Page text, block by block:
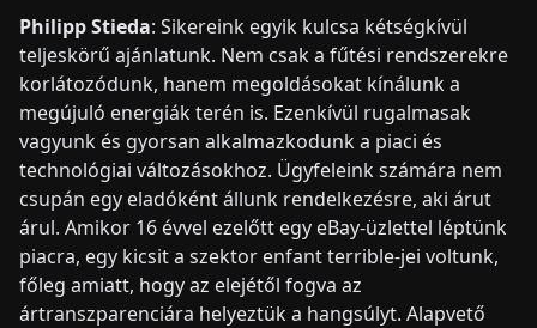
Philipp Stieda: Sikereink egyik kulcsa kétségkívül
teljeskörű ajánlatunk. Nem csak a fűtési rendszerekre
korlátozódunk, hanem megoldásokat kínálunk a
megújuló energiák terén is. Ezenkívül rugalmasak
vagyunk és gyorsan alkalmazkodunk a piaci és
technológiai változásokhoz. Ügyfeleink számára nem
csupán egy eladóként állunk rendelkezésre, aki árut
árul. Amikor 16 évvel ezelőtt egy eBay-üzlettel léptünk
piacra, egy kicsit a szektor enfant terrible-jei voltunk,
főleg amiatt, hogy az elejétől fogva az
ártranszparenciára helyeztük a hangsúlyt. Alapvető